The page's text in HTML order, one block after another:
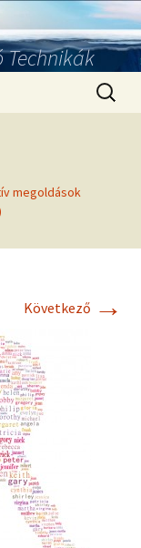
megoldások
Következő →